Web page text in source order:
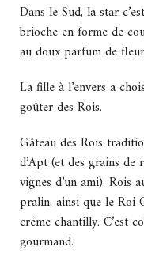
Dans le Sud, la star
brioche en forme de
au doux parfum de
La fille à l’envers a
goûter des Rois.
Gâteau des Rois
d’Apt (et des grains
vignes d’un ami). Rois
pralin, ainsi que le Roi
crème chantilly. C’est
gourmand.